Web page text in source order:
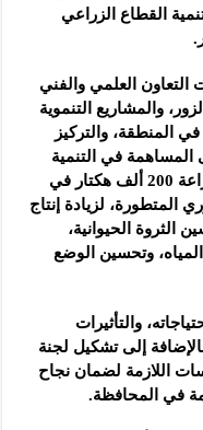
القطاع الزراعي
التعاون العلمي والفني
والمشاريع التنموية
المنطقة، والتركيز
في التنمية
الزراعية والريفية من خلال استصلاح وزراعة 200 ألف هكتار في
المتطورة، لزيادة إنتاج
الثروة الحيوانية،
وتحسين الوضع
والتأثيرات
بالإضافة إلى تشكيل لجنة
اللازمة لضمان نجاح
في المحافظة.